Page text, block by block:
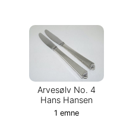
Arvesølv No. 4
Hans Hansen
1 emne